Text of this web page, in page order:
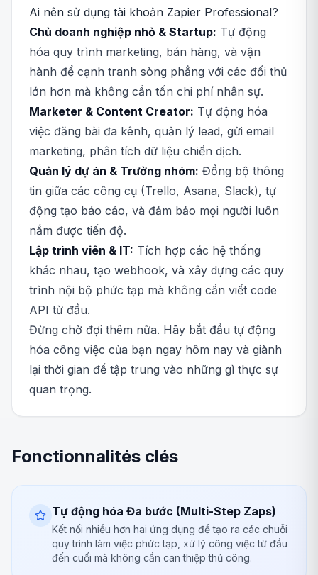
Ai nên sử dụng tài khoản Zapier Professional?
Chủ doanh nghiệp nhỏ & Startup: Tự động
hóa quy trình marketing, bán hàng, và vận
hành để cạnh tranh sòng phẳng với các đối thủ
lớn hơn mà không cần tốn chi phí nhân sự.
Marketer & Content Creator: Tự động hóa
việc đăng bài đa kênh, quản lý lead, gửi email
marketing, phân tích dữ liệu chiến dịch.
Quản lý dự án & Trưởng nhóm: Đồng bộ thông
tin giữa các công cụ (Trello, Asana, Slack), tự
động tạo báo cáo, và đảm bảo mọi người luôn
nắm được tiến độ.
Lập trình viên & IT: Tích hợp các hệ thống
khác nhau, tạo webhook, và xây dựng các quy
trình nội bộ phức tạp mà không cần viết code
API từ đầu.
Đừng chờ đợi thêm nữa. Hãy bắt đầu tự động
hóa công việc của bạn ngay hôm nay và giành
lại thời gian để tập trung vào những gì thực sự
quan trọng.
Fonctionnalités clés
Tự động hóa Đa bước (Multi-Step Zaps)
Kết nối nhiều hơn hai ứng dụng để tạo ra các chuỗi
quy trình làm việc phức tạp, xử lý công việc từ đầu
đến cuối mà không cần can thiệp thủ công.